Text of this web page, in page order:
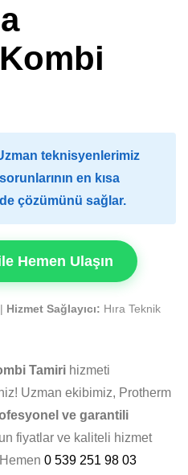
teknisyenlerimiz
en kısa
çözümünü sağlar.
Hemen Ulaşın
Hizmet Sağlayıcı: Hıra Teknik
Tamiri hizmeti
Uzman ekibimiz, Protherm
ve garantili
fiyatlar ve kaliteli hizmet
0 539 251 98 03